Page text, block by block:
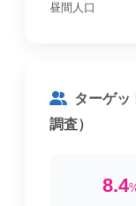
昼間人口
ターゲッ
調査）
8.4